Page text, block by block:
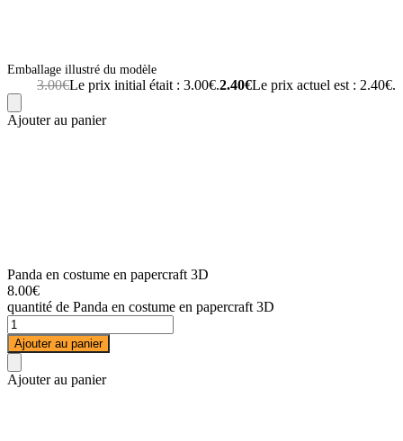
Emballage illustré du modèle
3.00€Le prix initial était : 3.00€.2.40€Le prix actuel est : 2.40€.
Ajouter au panier
Panda en costume en papercraft 3D
8.00€
quantité de Panda en costume en papercraft 3D
Ajouter au panier
Ajouter au panier